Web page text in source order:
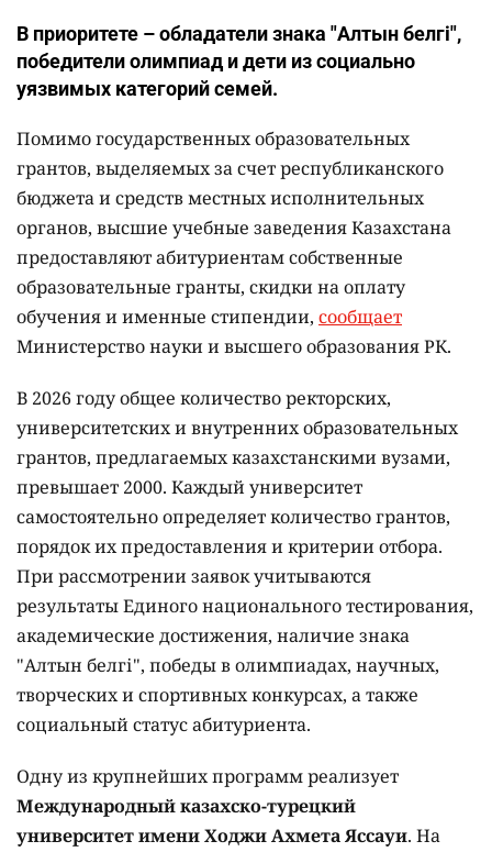
В приоритете – обладатели знака "Алтын белгі",
победители олимпиад и дети из социально
уязвимых категорий семей.
Помимо государственных образовательных
грантов, выделяемых за счет республиканского
бюджета и средств местных исполнительных
органов, высшие учебные заведения Казахстана
предоставляют абитуриентам собственные
образовательные гранты, скидки на оплату
обучения и именные стипендии, сообщает
Министерство науки и высшего образования РК.
В 2026 году общее количество ректорских,
университетских и внутренних образовательных
грантов, предлагаемых казахстанскими вузами,
превышает 2000. Каждый университет
самостоятельно определяет количество грантов,
порядок их предоставления и критерии отбора.
При рассмотрении заявок учитываются
результаты Единого национального тестирования,
академические достижения, наличие знака
"Алтын белгі", победы в олимпиадах, научных,
творческих и спортивных конкурсах, а также
социальный статус абитуриента.
Одну из крупнейших программ реализует
Международный казахско-турецкий
университет имени Ходжи Ахмета Яссауи. На